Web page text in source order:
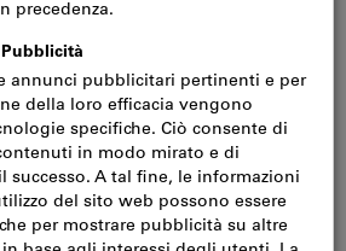
Nel carrello